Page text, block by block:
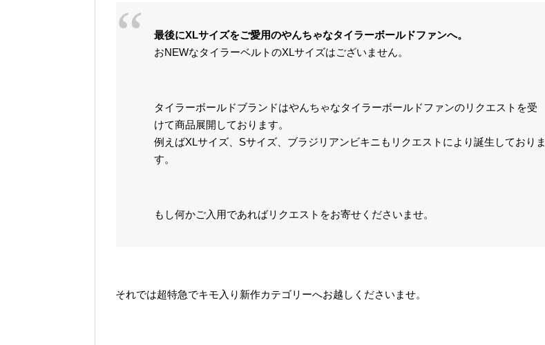
最後にXLサイズをご愛用のやんちゃなタイラーボールドファンへ。
おNEWなタイラーベルトのXLサイズはございません。
タイラーボールドブランドはやんちゃなタイラーボールドファンのリクエストを受
けて商品展開しております。
例えばXLサイズ、Sサイズ、ブラジリアンビキニもリクエストにより誕生しておりま
す。
もし何かご入用であればリクエストをお寄せくださいませ。
それでは超特急でキモ入り新作カテゴリーへお越しくださいませ。